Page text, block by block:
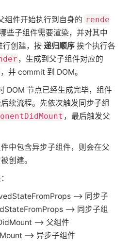
组件开始执行到自身的 rende
些子组件需要渲染，并对其中
行创建，按 递归顺序 挨个执行各
，生成到父子组件对应的
并 commit 到 DOM。
DOM 节点已经生成完毕，组件
续流程。先依次触发同步子组
，最后触发父
中包含异步子组件，则会在父
创建。
—> 同步子
—> 同步子组
—> 父组件
—> 异步子组件